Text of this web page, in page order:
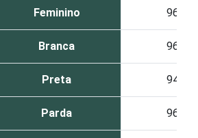
Feminino 96
Branca 96
Preta 94
Parda 96